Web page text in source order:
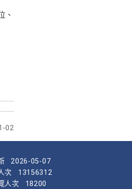
、
02
2026-05-07
次
13156312
人次
18200